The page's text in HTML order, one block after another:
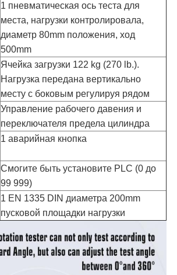
1 пневматическая ось теста для
места, нагрузки контролировала,
диаметр 80mm положения, ход
500mm
Ячейка загрузки 122 kg (270 lb.).
Нагрузка передана вертикально
месту с боковым регулируя рядом
Управление рабочего давения и
переключателя предела цилиндра
1 аварийная кнопка
Смогите быть установите PLC (0 до
99 999)
1 EN 1335 DIN диаметра 200mm
пусковой площадки нагрузки